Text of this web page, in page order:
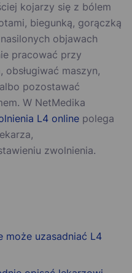
kojarzy się z bólem
biegunką, gorączką
objawach
pracować przy
maszyn,
pozostawać
W NetMedika
L4 online polega
zwolnienia.
może uzasadniać L4